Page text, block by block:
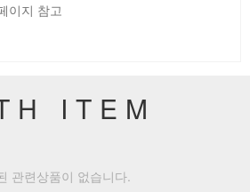
이지 참고
ITEM
관련상품이 없습니다.